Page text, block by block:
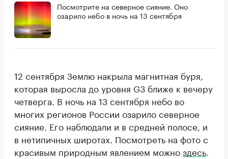
Посмотрите на северное сияние. Оно
озарило небо в ночь на 13 сентября
12 сентября Землю накрыла магнитная буря,
которая выросла до уровня G3 ближе к вечеру
четверга. В ночь на 13 сентября небо во
многих регионов России озарило северное
сияние. Его наблюдали и в средней полосе, и
в нетипичных широтах. Посмотреть на фото с
красивым природным явлением можноздесь